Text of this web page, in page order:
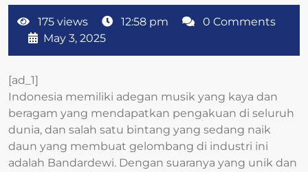
175 views 12:58 pm
0 Comments
May 3, 2025
[ad_1]
Indonesia memiliki adegan musik yang kaya dan
beragam yang mendapatkan pengakuan di seluruh
dunia, dan salah satu bintang yang sedang naik
daun yang membuat gelombang di industri ini
adalah Bandardewi. Dengan suaranya yang unik dan